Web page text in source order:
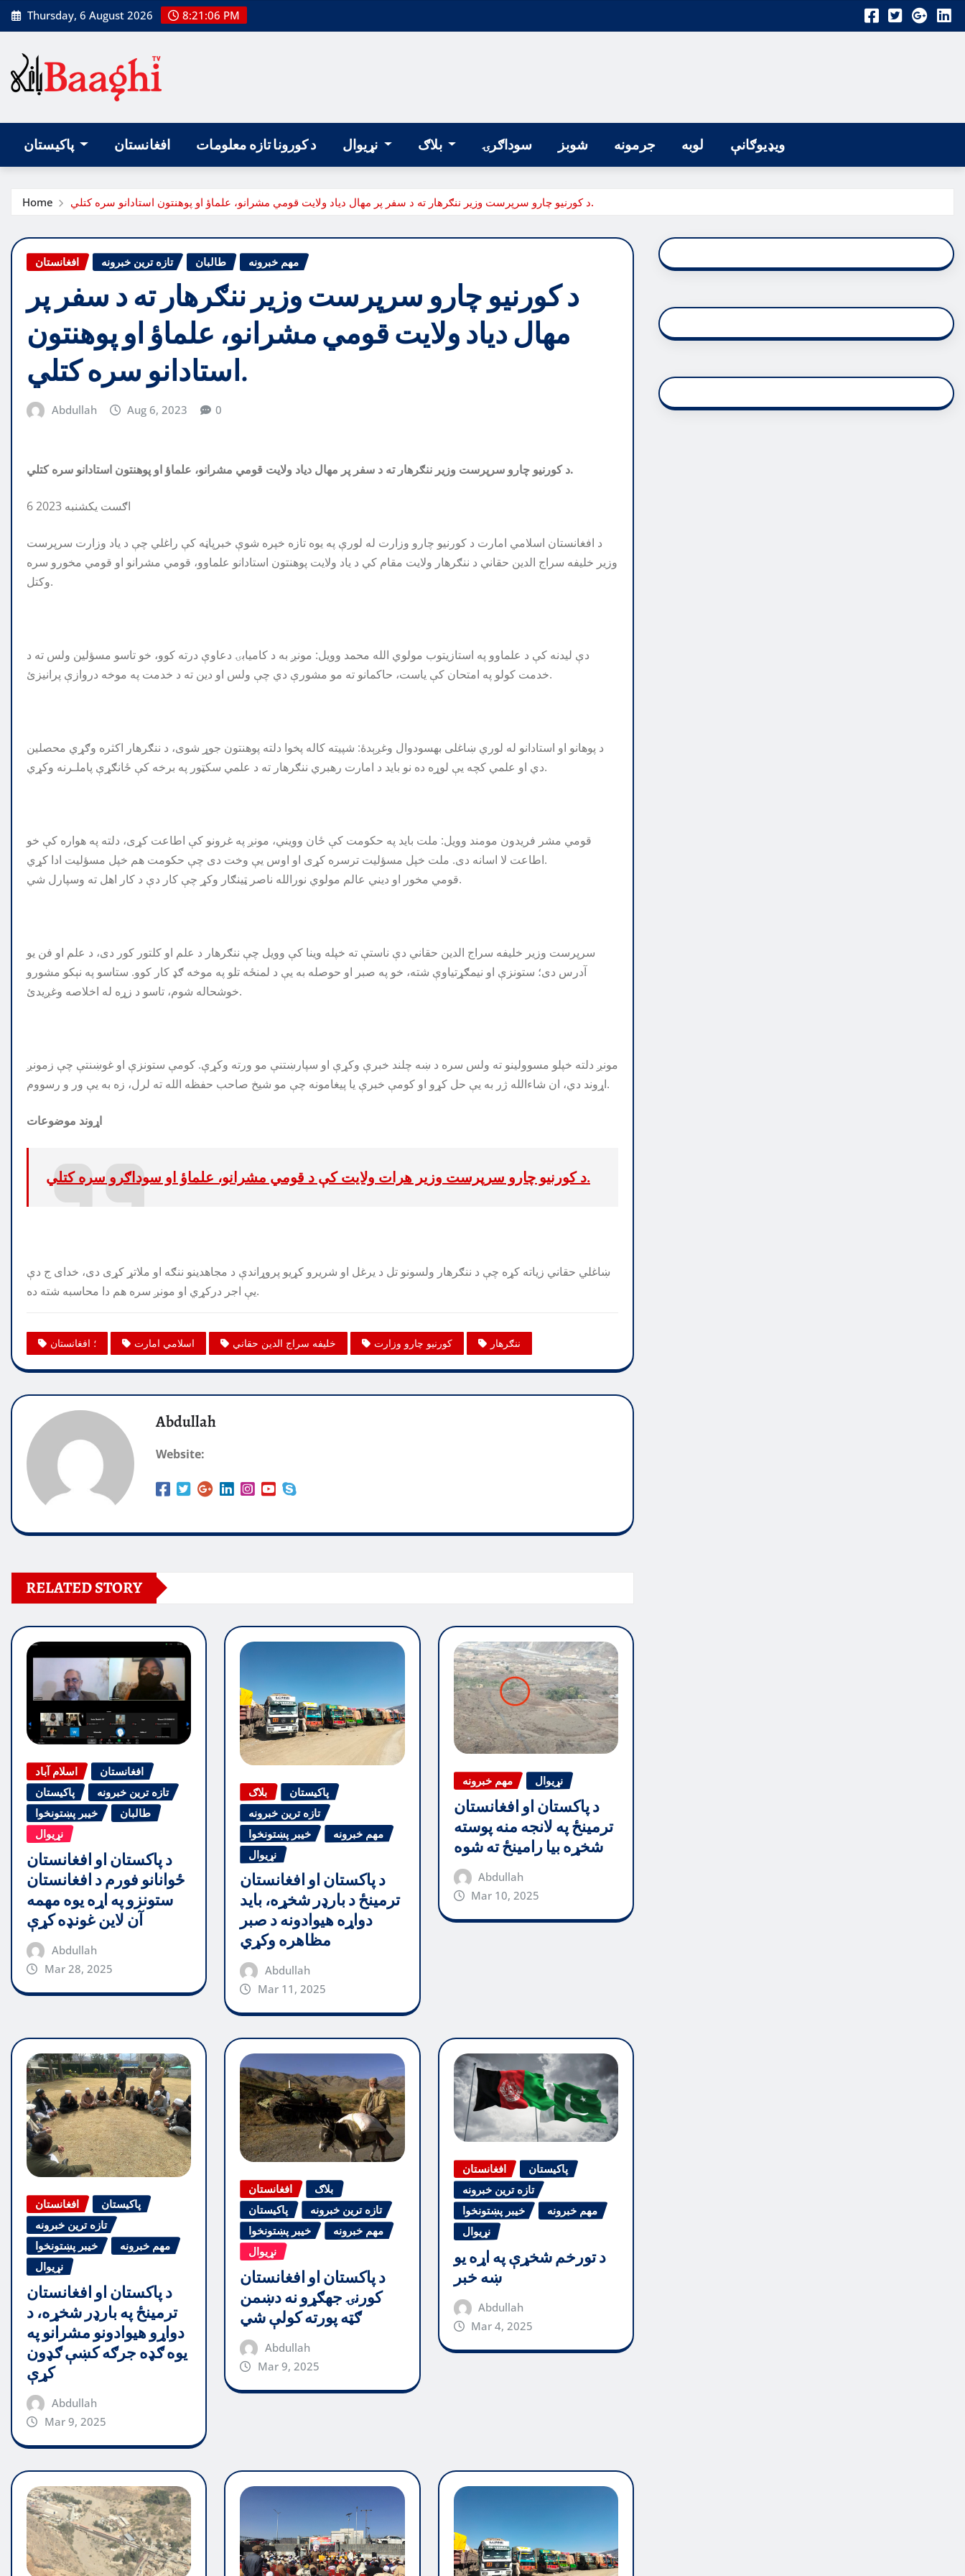
Skip
to
Thursday, 6 August 2026 8:21:07 PM
پاکیستان افغانستان د کورونا تازه معلومات بلاګ سوداګرۍ شوبز جرمونه لوبه ویډیوګانې
Home د کورنیو چارو سرپرست وزیر ننګرهار ته د سفر پر مهال دیاد ولایت قومي مشرانو، علماؤ او پوهنتون استادانو سره کتلي.
افغانستان تازه ترین خبرونه طالبان مهم خبرونه
د کورنیو چارو سرپرست وزیر ننګرهار ته د سفر پر
مهال دیاد ولایت قومي مشرانو، علماؤ او پوهنتون
استادانو سره کتلي.
Abdullah Aug 6, 2023 0
د کورنیو چارو سرپرست وزیر ننګرهار ته د سفر پر مهال دیاد ولایت قومي مشرانو، علماؤ او پوهنتون استادانو سره کتلي.
6 اګست یکشنبه 2023
د افغانستان اسلامي امارت د کورنیو چارو وزارت له لورې په یوه تازه خپره شوې خبرپاڼه کې راغلي چې د یاد وزارت سرپرست
وزیر خلیفه سراج الدین حقاني د ننګرهار ولايت مقام کي د یاد ولایت پوهنتون استادانو علماوو، قومي مشرانو او قومي مخورو سره
وکتل.
دې لیدنه کې د علماوو په استازیتوب مولوي الله محمد وویل: مونږ به د کامیابۍ دعاوې درته کوو، خو تاسو مسؤلین ولس ته د
خدمت کولو په امتحان کې یاست، حاکمانو ته مو مشورې دي چې ولس او دین ته د خدمت په موخه دروازې پرانیزئ.
د پوهانو او استادانو له لوري ښاغلی بهسودوال وغږېدهٔ: شپیته کاله پخوا دلته پوهنتون جوړ شوی، د ننګرهار اکثره وګړي محصلین
دي او علمي کچه یې لوړه ده نو باید د امارت رهبري ننګرهار ته د علمي سکټور په برخه کې ځانګړې پاملـرنه وکړي.
قومي مشر فریدون مومند وویل: ملت باید په حکومت کې ځان وویني، مونږ په غرونو کې اطاعت کړی، دلته په هواره کې خو
اطاعت لا اسانه دی. ملت خپل مسؤلیت ترسره کړی او اوس یې وخت دی چې حکومت هم خپل مسؤلیت ادا کړي.
قومي مخور او دیني عالم مولوي نورالله ناصر ټینګار وکړ چې کار دې د کار اهل ته وسپارل شي.
سرپرست وزیر خلیفه سراج الدین حقاني دې ناستې ته خپله وینا کې وویل چې ننګرهار د علم او کلتور کور دی، د علم او فن یو
آدرس دی؛ ستونزې او نیمګړتیاوې شته، خو په صبر او حوصله به یې د لمنځه تلو په موخه ګډ کار کوو. ستاسو په نېکو مشورو
خوشحاله شوم، تاسو د زړه له اخلاصه وغږیدئ.
مونږ دلته خپلو مسوولینو ته ولس سره د ښه چلند خبرې وکړې او سپارښتنې مو ورته وکړې. کومې ستونزې او غوښنتې چې زمونږ
اړوند دي، ان شاءالله ژر به یې حل کړو او کومې خبرې یا پیغامونه چې مو شیخ صاحب حفظه الله ته لرل، زه به یې ور و رسووم.
اړوند موضوعات
د کورنیو چارو سرپرست وزیر هرات ولایت کې د قومي مشرانو، علماؤ او سوداګرو سره کتلي.
ښاغلي حقاني زیاته کړه چې د ننګرهار ولسونو تل د یرغل او شریرو کړیو پروړاندې د مجاهدینو ننګه او ملاتړ کړی دی، خدای ج دې
یې اجر درکړي او مونږ سره هم دا محاسبه شته ده.
؛ افغانستان اسلامي امارت خلیفه سراج الدین حقاني کورنیو چارو وزارت ننګرهار
Abdullah
Website:
RELATED STORY
اسلام آباد
افغانستان
پاکیستان
تازه ترین خبرونه
خیبر پښتونخوا
طالبان
نړیوال
د پاکستان او افغانستان
ځوانانو فورم د افغانستان
ستونزو په اړه یوه مهمه
آن لاین غونډه کړې
Abdullah
Mar 28, 2025
بلاګ
پاکیستان
تازه ترین خبرونه
خیبر پښتونخوا
مهم خبرونه
نړیوال
د پاکستان او افغانستان
ترمینځ د بارډر شخړه، باید
دواړه هیوادونه د صبر
مظاهره وکړي
Abdullah
Mar 11, 2025
مهم خبرونه نړیوال
د پاکستان او افغانستان
ترمینځ په لانجه منه پوسته
شخړه بیا رامینځ ته شوه
Abdullah
Mar 10, 2025
افغانستان
پاکیستان
تازه ترین خبرونه
خیبر پښتونخوا
مهم خبرونه
نړیوال
د پاکستان او افغانستان
ترمینځ په بارډر شخړه، د
دواړو هیوادونو مشرانو په
یوه ګډه جرګه کښې ګډون
کړې
Abdullah
Mar 9, 2025
افغانستان
بلاګ
پاکیستان
تازه ترین خبرونه
خیبر پښتونخوا
مهم خبرونه
نړیوال
د پاکستان او افغانستان
کورنۍ جهګړو نه دښمن
ګټه پورته کولې شي
Abdullah
Mar 9, 2025
افغانستان
پاکیستان
تازه ترین خبرونه
خیبر پښتونخوا
مهم خبرونه
نړیوال
د تورخم شخړې په اړه یو
ښه خبر
Abdullah
Mar 4, 2025